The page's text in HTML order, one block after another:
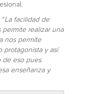
La facilidad de
realizar una
nos permite
protagonista y así
de eso pues
enseñanza y